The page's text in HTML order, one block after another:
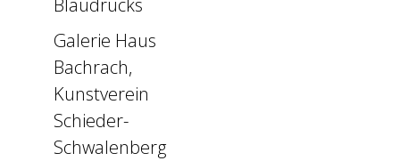
Blaudrucks
Galerie Haus
Bachrach,
Kunstverein
Schieder-
Schwalenberg